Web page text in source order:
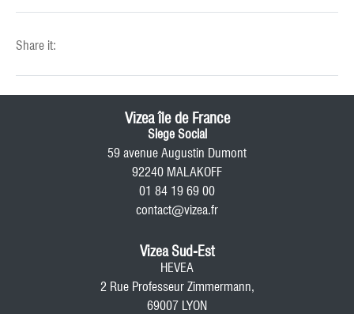
Share it:
Vizea île de France
Siege Social
59 avenue Augustin Dumont
92240 MALAKOFF
01 84 19 69 00
contact@vizea.fr
Vizea Sud-Est
HEVEA
2 Rue Professeur Zimmermann,
69007 LYON